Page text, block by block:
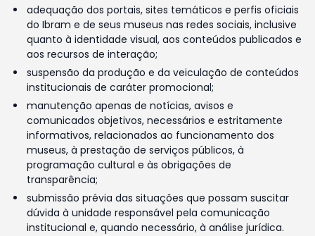
adequação dos portais, sites temáticos e perfis oficiais
do Ibram e de seus museus nas redes sociais, inclusive
quanto à identidade visual, aos conteúdos publicados e
aos recursos de interação;
suspensão da produção e da veiculação de conteúdos
institucionais de caráter promocional;
manutenção apenas de notícias, avisos e
comunicados objetivos, necessários e estritamente
informativos, relacionados ao funcionamento dos
museus, à prestação de serviços públicos, à
programação cultural e às obrigações de
transparência;
submissão prévia das situações que possam suscitar
dúvida à unidade responsável pela comunicação
institucional e, quando necessário, à análise jurídica.